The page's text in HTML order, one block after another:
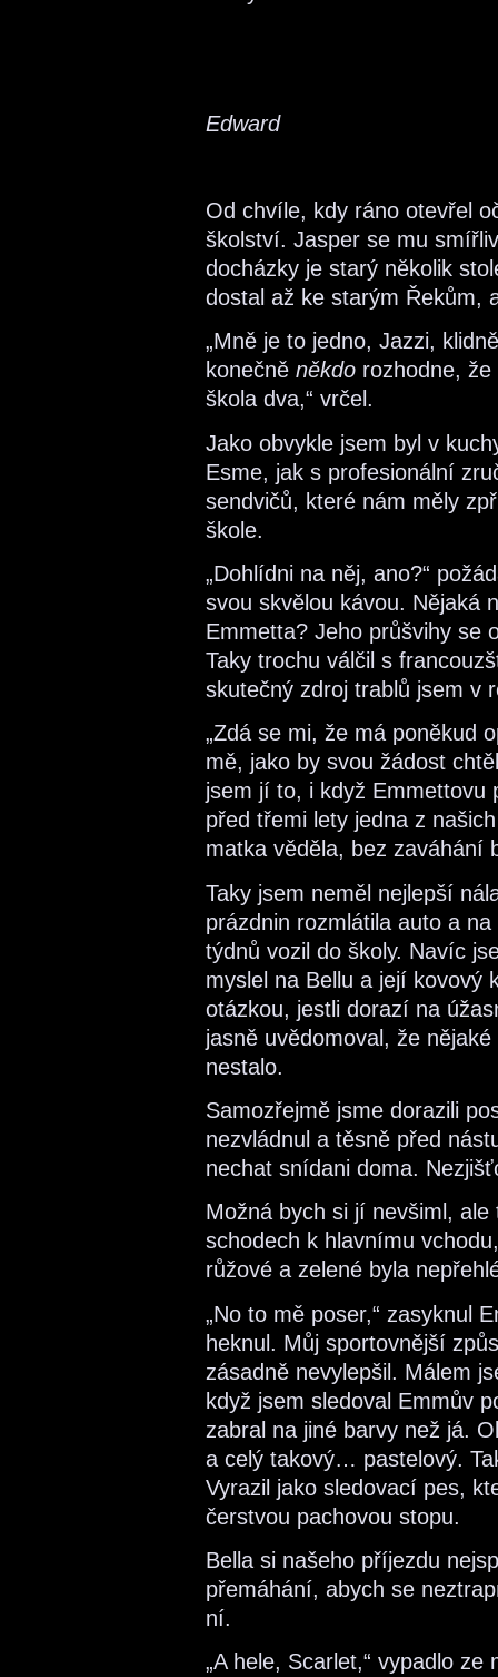
Edward
Od chvíle, kdy ráno otevřel
školství. Jasper se mu
docházky je starý několik
dostal až ke starým Řekům,
„Mně je to jedno, Jazzi,
konečně někdo rozhodne,
škola dva,“ vrčel.
Jako obvykle jsem byl v
Esme, jak s profesionální
sendvičů, které nám měly
škole.
„Dohlídni na něj, ano?“
svou skvělou kávou. Nějaká
Emmetta? Jeho průšvihy se
Taky trochu válčil s
skutečný zdroj trablů jsem v
„Zdá se mi, že má poněkud
mě, jako by svou žádost
jsem jí to, i když Emmettovu
před třemi lety jedna z
matka věděla, bez zaváhání
Taky jsem neměl nejlepší
prázdnin rozmlátila auto a
týdnů vozil do školy. Navíc
myslel na Bellu a její kovový
otázkou, jestli dorazí na
jasně uvědomoval, že
nestalo.
Samozřejmě jsme dorazili
nezvládnul a těsně před
nechat snídani doma.
Možná bych si jí nevšiml,
schodech k hlavnímu
růžové a zelené byla
„No to mě poser,“ zasyknul
heknul. Můj sportovnější
zásadně nevylepšil. Málem
když jsem sledoval Emmův
zabral na jiné barvy než já.
a celý takový… pastelový.
Vyrazil jako sledovací pes,
čerstvou pachovou stopu.
Bella si našeho příjezdu
přemáhání, abych se
ní.
„A hele, Scarlet,“ vypadlo